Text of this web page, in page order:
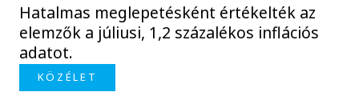
Hatalmas meglepetésként értékelték az
elemzők a júliusi, 1,2 százalékos inflációs
adatot.
KÖZÉLET